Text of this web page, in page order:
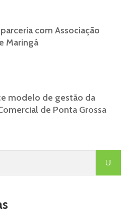
com Associação
Maringá
modelo de gestão da
de Ponta Grossa